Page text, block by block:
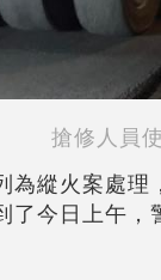
搶修人員
為縱火案處
今日上午，